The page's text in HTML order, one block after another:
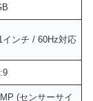
インチ / 60Hz対応
(センサーサイ